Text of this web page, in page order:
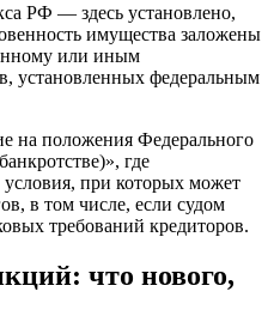
РФ — здесь установлено,
имущества заложены
или иным
установленных федеральным
на положения Федерального
где
при которых может
в том числе, если судом
требований кредиторов.
что нового,